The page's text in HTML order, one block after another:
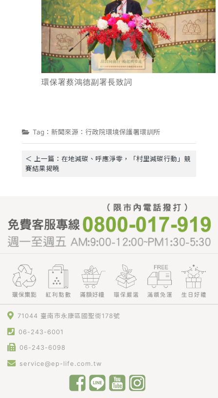
環保署蔡鴻德副署長致詞
Tag：新聞來源：行政院環境保護署環訓所
＜ 上一篇：在地減碳、呼應淨零，「村里減碳行動」競
賽結果揭曉
71044 臺南市永康區國聖街178號
06-243-6001
06-243-6098
service@ep-life.com.tw